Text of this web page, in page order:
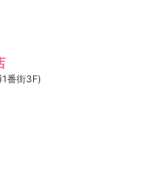
番街3F)